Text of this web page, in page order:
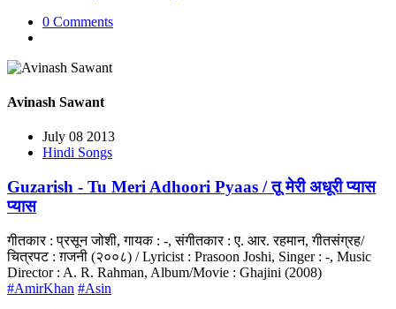
0 Comments
Avinash Sawant
July 08 2013
Hindi Songs
Guzarish - Tu Meri Adhoori Pyaas / तू मेरी अधूरी प्यास
प्यास
गीतकार : प्रसून जोशी, गायक : -, संगीतकार : ए. आर. रहमान, गीतसंग्रह/
चित्रपट : ग़जनी (२००८) / Lyricist : Prasoon Joshi, Singer : -, Music
Director : A. R. Rahman, Album/Movie : Ghajini (2008)
#AmirKhan #Asin